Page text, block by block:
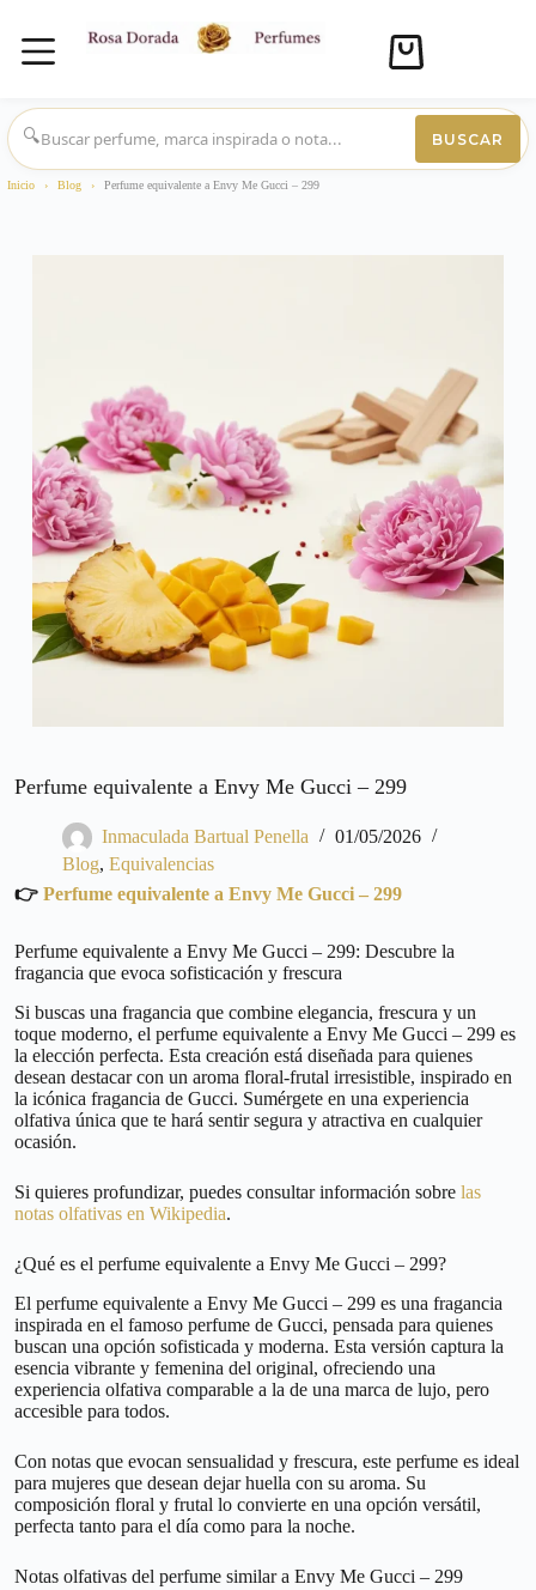
Saltar
al
contenido
Carro
compra
🔍
BUSCAR
Inicio › Blog › Perfume equivalente a Envy Me Gucci – 299
Perfume equivalente a Envy Me Gucci – 299
Inmaculada Bartual Penella
01/05/2026
Blog, Equivalencias
👉 Perfume equivalente a Envy Me Gucci – 299
Perfume equivalente a Envy Me Gucci – 299: Descubre la
fragancia que evoca sofisticación y frescura
Si buscas una fragancia que combine elegancia, frescura y un
toque moderno, el perfume equivalente a Envy Me Gucci – 299 es
la elección perfecta. Esta creación está diseñada para quienes
desean destacar con un aroma floral-frutal irresistible, inspirado en
la icónica fragancia de Gucci. Sumérgete en una experiencia
olfativa única que te hará sentir segura y atractiva en cualquier
ocasión.
Si quieres profundizar, puedes consultar información sobre las
notas olfativas en Wikipedia.
¿Qué es el perfume equivalente a Envy Me Gucci – 299?
El perfume equivalente a Envy Me Gucci – 299 es una fragancia
inspirada en el famoso perfume de Gucci, pensada para quienes
buscan una opción sofisticada y moderna. Esta versión captura la
esencia vibrante y femenina del original, ofreciendo una
experiencia olfativa comparable a la de una marca de lujo, pero
accesible para todos.
Con notas que evocan sensualidad y frescura, este perfume es ideal
para mujeres que desean dejar huella con su aroma. Su
composición floral y frutal lo convierte en una opción versátil,
perfecta tanto para el día como para la noche.
Notas olfativas del perfume similar a Envy Me Gucci – 299